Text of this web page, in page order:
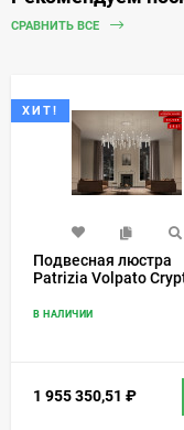
СРАВНИТЬ ВСЕ
ХИТ!
Подвесная люстра
Patrizia Volpato
В НАЛИЧИИ
1 955 350,51 ₽